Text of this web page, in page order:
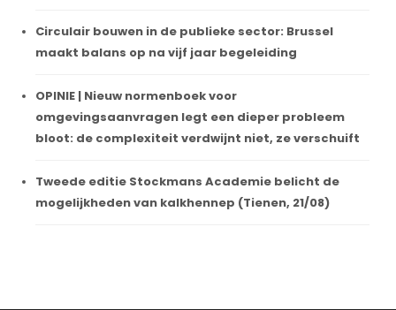
Circulair bouwen in de publieke sector: Brussel
maakt balans op na vijf jaar begeleiding
OPINIE | Nieuw normenboek voor
omgevingsaanvragen legt een dieper probleem
bloot: de complexiteit verdwijnt niet, ze verschuift
Tweede editie Stockmans Academie belicht de
mogelijkheden van kalkhennep (Tienen, 21/08)